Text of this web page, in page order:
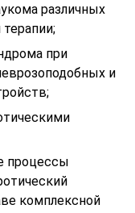
различных
при
и
процессы
комплексной